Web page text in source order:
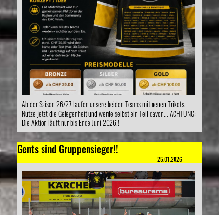
Ab der Saison 26/27 laufen unsere beiden Teams mit neuen Trikots.
Nutze jetzt die Gelegenheit und werde selbst ein Teil davon... ACHTUNG:
Die Aktion läuft nur bis Ende Juni 2026!!
Gents sind Gruppensieger!!
25.01.2026